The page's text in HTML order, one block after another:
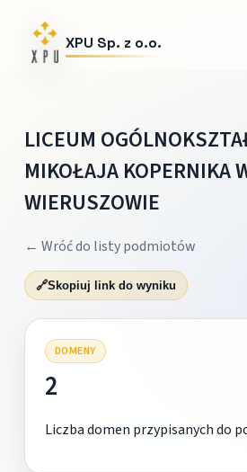
XPU Sp. z o.o.
LICEUM
MIKOŁAJA KOPERNIKA
WIERUSZOWIE
← Wróć do listy podmiotów
🔗Skopiuj link do wyniku
DOMENY
2
Liczba domen przypisanych do